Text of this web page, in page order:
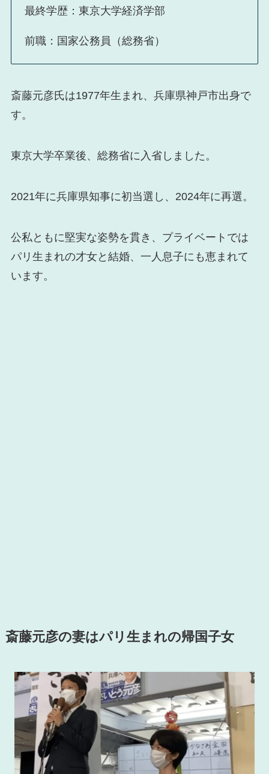
最終学歴：東京大学経済学部
前職：国家公務員（総務省）
斎藤元彦氏は1977年生まれ、兵庫県神戸市出身で
す。
東京大学卒業後、総務省に入省しました。
2021年に兵庫県知事に初当選し、2024年に再選。
公私ともに堅実な姿勢を貫き、プライベートでは
パリ生まれの才女と結婚、一人息子にも恵まれて
います。
斎藤元彦の妻はパリ生まれの帰国子女